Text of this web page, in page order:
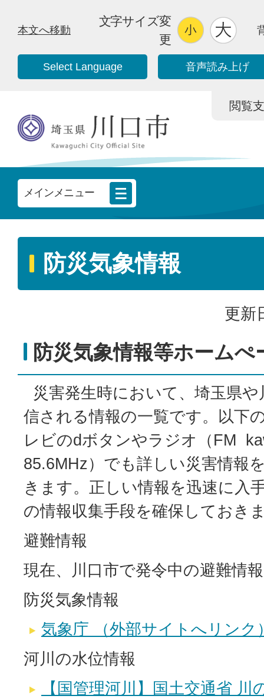
本文へ移動
文字サイズ変
更
Select Language 音声読み上げ
閲覧
メインメニュー
防災気象情報
更新
防災気象情報等ホームぺ
災害発生時において、埼玉県
信される情報の一覧です。以下
レビのdボタンやラジオ（FM
85.6MHz）でも詳しい災害情報
きます。正しい情報を迅速に入
の情報収集手段を確保しておき
避難情報
現在、川口市で発令中の避難情
防災気象情報
気象庁 （外部サイトへリンク
河川の水位情報
【国管理河川】国土交通省 川